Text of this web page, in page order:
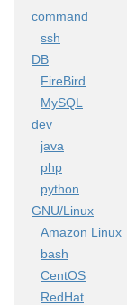
command
ssh
DB
FireBird
MySQL
dev
java
php
python
GNU/Linux
Amazon Linux
bash
CentOS
RedHat